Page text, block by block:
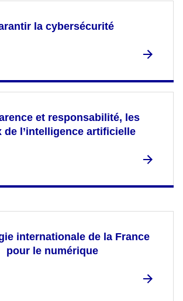
la cybersécurité
et responsabilité, les
de l’intelligence artificielle
internationale de la France
pour le numérique